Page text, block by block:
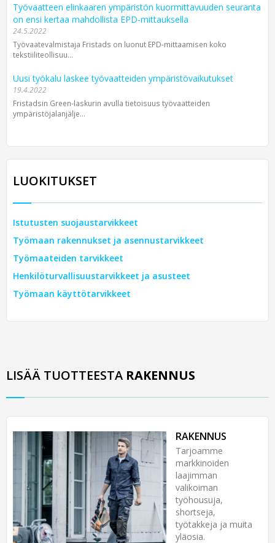
Työvaatteen elinkaaren ympäristön kuormittavuuden seuranta
on ensi kertaa mahdollista EPD-mittauksella
24.5.2022
Työvaatevalmistaja Fristads on luonut EPD-mittaamisen koko
tekstiiliteollisuu...
Uusi työkalu laskee työvaatteiden ympäristövaikutukset
19.4.2022
Fristadsin Green-laskurin avulla tietoisuus työvaatteiden
ympäristöjalanjälje...
LUOKITUKSET
Istutusten suojaustarvikkeet
Työmaan rakennukset ja asennustarvikkeet
Työmaateiden tarvikkeet
Henkilöturvallisuustarvikkeet ja asusteet
Työmaan käyttötarvikkeet
LISÄÄ TUOTTEESTA RAKENNUS
RAKENNUS
Tarjoamme
markkinoiden
laajimman
valikoiman
työhousuja,
shortseja,
työtakkeja ja muita
yläosia.